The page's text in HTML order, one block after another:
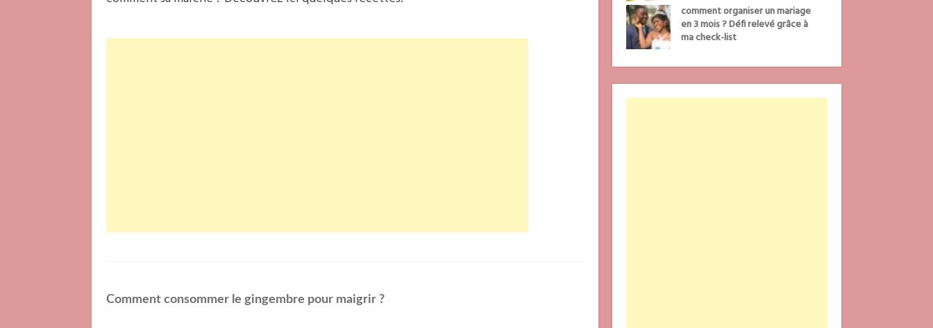
Comment consommer le gingembre pour maigrir ?
comment organiser un mariage
en 3 mois ? Défi relevé grâce à
ma check-list